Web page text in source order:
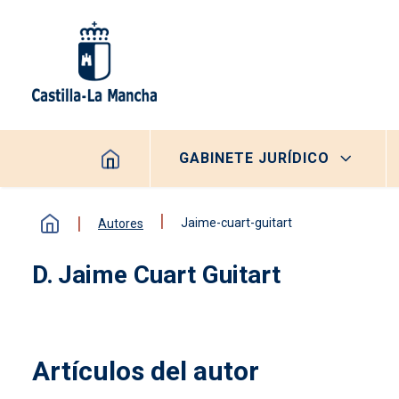
Navegación principal
GABINETE JURÍDICO
Autores Jaime-cuart-guitart
Jaime Cuart Guitart
Artículos del autor